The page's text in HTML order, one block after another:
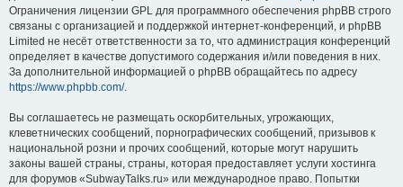
Ограничения лицензии GPL для программного обеспечения phpBB строго
связаны с организацией и поддержкой интернет-конференций, и phpBB
Limited не несёт ответственности за то, что администрация конференций
определяет в качестве допустимого содержания и/или поведения в них.
За дополнительной информацией о phpBB обращайтесь по адресу
https://www.phpbb.com/.
Вы соглашаетесь не размещать оскорбительных, угрожающих,
клеветнических сообщений, порнографических сообщений, призывов к
национальной розни и прочих сообщений, которые могут нарушить
законы вашей страны, страны, которая предоставляет услуги хостинга
для форумов «SubwayTalks.ru» или международное право. Попытки